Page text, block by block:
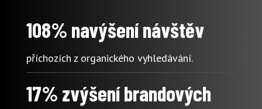
108% navýšení návštěv
příchozích z organického vyhledávání.
17% zvýšení brandových